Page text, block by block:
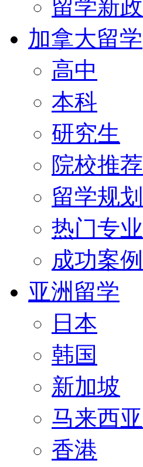
留学新政
加拿大留学
高中
本科
研究生
院校推荐
留学规划
热门专业
成功案例
亚洲留学
日本
韩国
新加坡
马来西亚
香港